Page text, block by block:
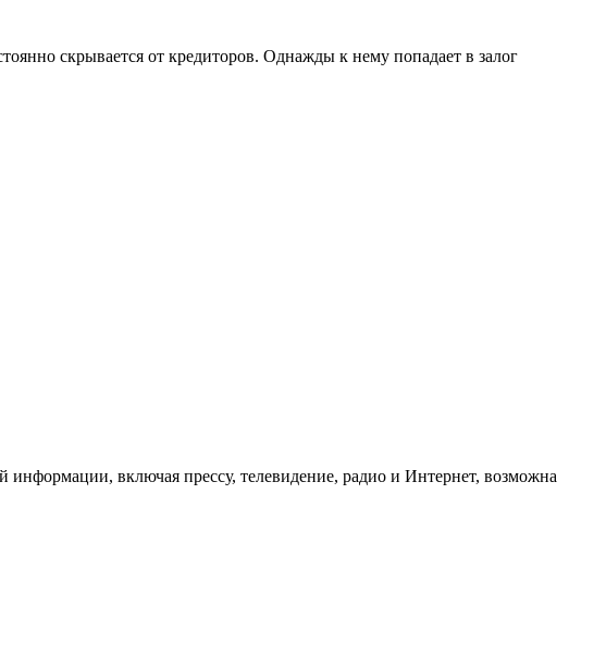
скрывается от кредиторов. Однажды к нему попадает в залог
включая прессу, телевидение, радио и Интернет, возможна